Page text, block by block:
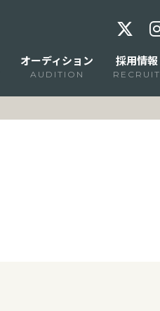
オーディション
AUDITION
採用情報
RECRUIT